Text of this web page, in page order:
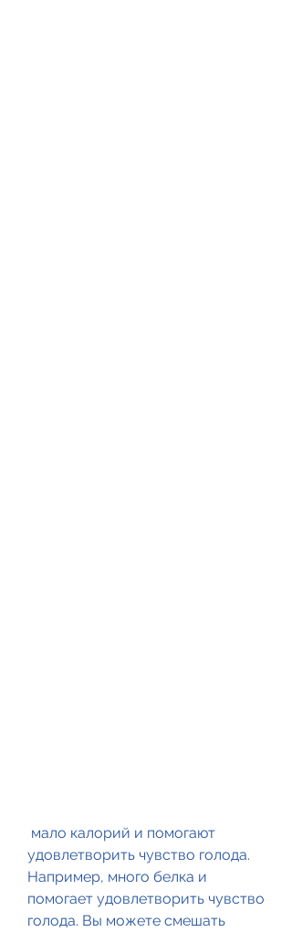
удовлетворить чувство голода.
Например, много белка и
помогает удовлетворить чувство
голода. Вы можете смешать